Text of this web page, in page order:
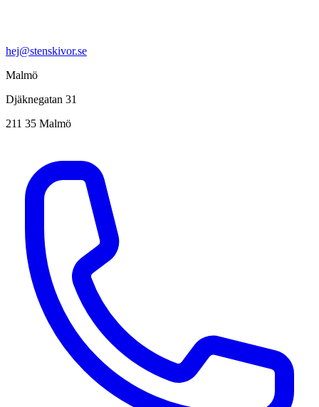
hej@stenskivor.se
Malmö
Djäknegatan 31
211 35 Malmö